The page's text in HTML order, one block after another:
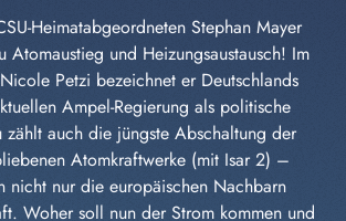
Heimatabgeordneten Stephan Mayer
Atomaustieg und Heizungsaustausch! Im
Petzi bezeichnet er Deutschlands
Ampel-Regierung als politische
zählt auch die jüngste Abschaltung der
Atomkraftwerke (mit Isar 2) –
nicht nur die europäischen Nachbarn
Woher soll nun der Strom kommen und